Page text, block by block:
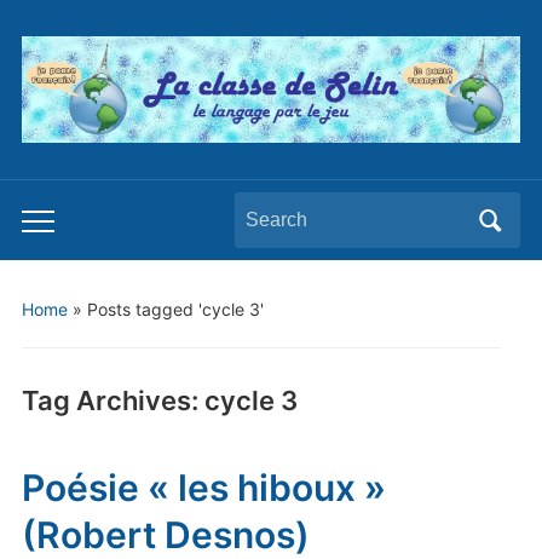
Toggle
mobile
Search
for:
Home» Posts tagged 'cycle 3'
Tag Archives: cycle 3
Poésie « les hiboux »
(Robert Desnos)